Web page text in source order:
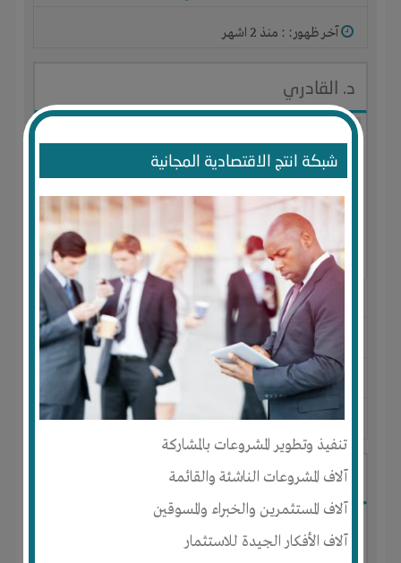
شبكة انتج الاقتصادية المجانية
تنفيذ وتطوير المشروعات بالمشاركة
آلاف المشروعات الناشئة والقائمة
آلاف المستثمرين والخبراء والمسوقين
آلاف الأفكار الجيدة للاستثمار
آخر ظهور: : منذ 2 اشهر
د. القادري
الجنس : ذكر
لديـه : الوقت-المكان-علاقات
المكان :سلطنة عمان- مسقط
آخر ظهور: : منذ 2 اشهر
Amr